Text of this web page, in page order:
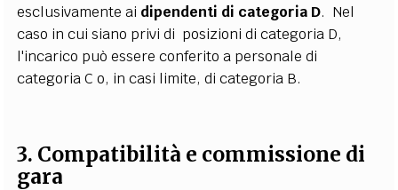
esclusivamente ai dipendenti di categoria D. Nel
caso in cui siano privi di posizioni di categoria D,
l'incarico può essere conferito a personale di
categoria C o, in casi limite, di categoria B.
3. Compatibilità e commissione di
gara